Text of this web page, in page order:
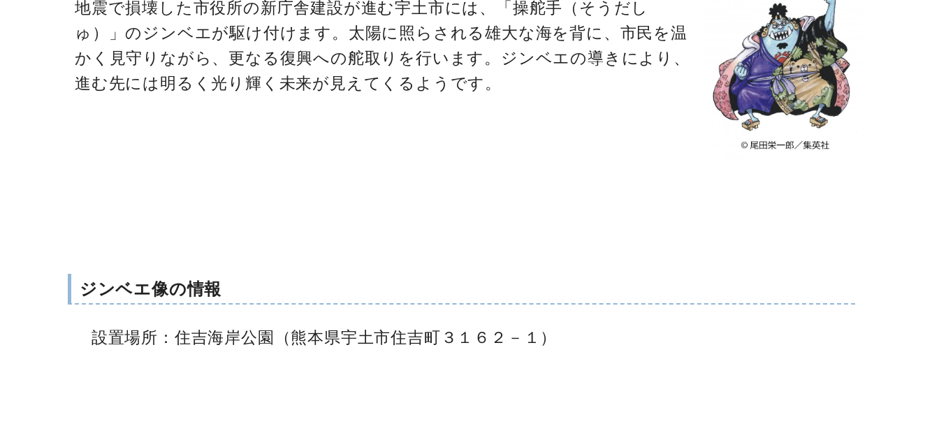
地震で損壊した市役所の新庁舎建設が進む宇土市には、「操舵手（そうだし
ゅ）」のジンベエが駆け付けます。太陽に照らされる雄大な海を背に、市民を温
かく見守りながら、更なる復興への舵取りを行います。ジンベエの導きにより、
進む先には明るく光り輝く未来が見えてくるようです。
ジンベエ像の情報
設置場所：住吉海岸公園（熊本県宇土市住吉町３１６２－１）